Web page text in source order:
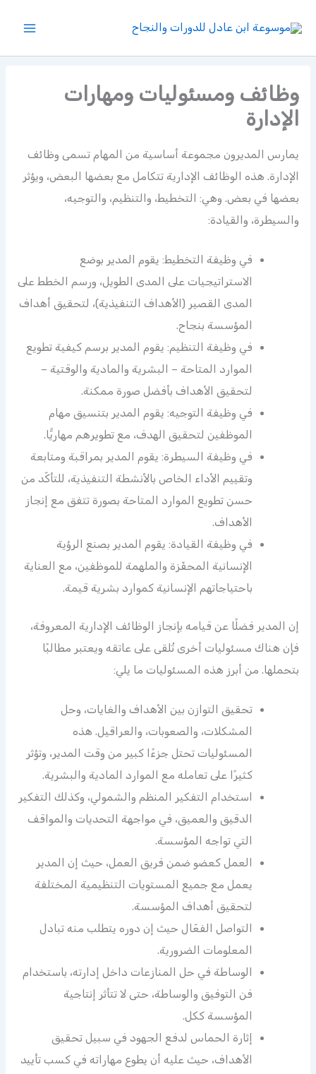
المحتوى
وظائف ومسئوليات ومهارات
الإدارة
يمارس المديرون مجموعة أساسية من المهام تسمى وظائف
الإدارة. هذه الوظائف الإدارية تتكامل مع بعضها البعض، ويؤثر
بعضها في بعض. وهي: التخطيط، والتنظيم، والتوجيه،
والسيطرة، والقيادة:
في وظيفة التخطيط: يقوم المدير بوضع
الاستراتيجيات على المدى الطويل، ورسم الخطط على
المدى القصير (الأهداف التنفيذية)، لتحقيق أهداف
المؤسسة بنجاح.
في وظيفة التنظيم: يقوم المدير برسم كيفية تطويع
الموارد المتاحة – البشرية والمادية والوقتية –
لتحقيق الأهداف بأفضل صورة ممكنة.
في وظيفة التوجيه: يقوم المدير بتنسيق مهام
الموظفين لتحقيق الهدف، مع تطويرهم مهاريًّا.
في وظيفة السيطرة: يقوم المدير بمراقبة ومتابعة
وتقييم الأداء الخاص بالأنشطة التنفيذية، للتأكّد من
حسن تطويع الموارد المتاحة بصورة تتفق مع إنجاز
الأهداف.
في وظيفة القيادة: يقوم المدير بصنع الرؤية
الإنسانية المحفّزة والملهمة للموظفين، مع العناية
باحتياجاتهم الإنسانية كموارد بشرية قيمة.
إن المدير فضلًا عن قيامه بإنجاز الوظائف الإدارية المعروفة،
فإن هناك مسئوليات أخرى تُلقى على عاتقه ويعتبر مطالبًا
بتحملها. من أبرز هذه المسئوليات ما يلي:
تحقيق التوازن بين الأهداف والغايات، وحل
المشكلات، والصعوبات، والعراقيل. هذه
المسئوليات تحتل جزءًا كبير من وقت المدير، وتؤثر
كثيرًا على تعامله مع الموارد المادية والبشرية.
استخدام التفكير المنظم والشمولي، وكذلك التفكير
الدقيق والعميق، في مواجهة التحديات والمواقف
التي تواجه المؤسسة.
العمل كعضو ضمن فريق العمل، حيث إن المدير
يعمل مع جميع المستويات التنظيمية المختلفة
لتحقيق أهداف المؤسسة.
التواصل الفعّال حيث إن دوره يتطلب منه تبادل
المعلومات الضرورية.
الوساطة في حل المنازعات داخل إدارته، باستخدام
فن التوفيق والوساطة، حتى لا تتأثر إنتاجية
المؤسسة ككل.
إثارة الحماس لدفع الجهود في سبيل تحقيق
الأهداف، حيث عليه أن يطوع مهاراته في كسب تأييد